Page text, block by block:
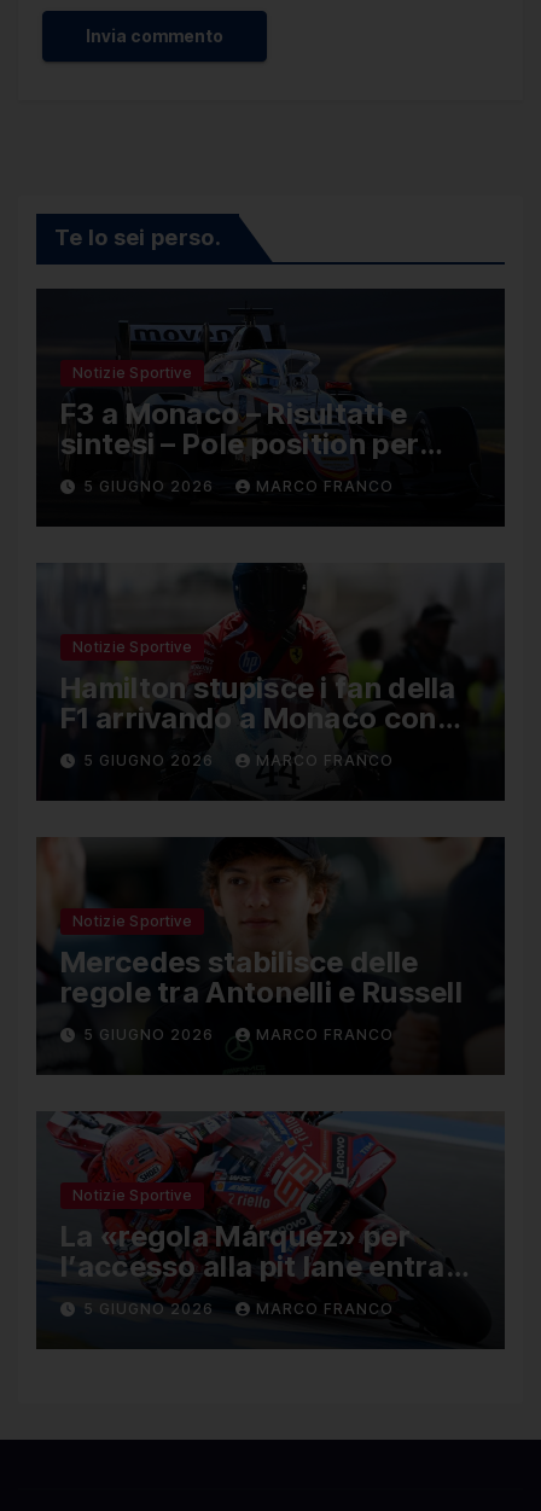
Te lo sei perso.
Notizie Sportive
F3 a Monaco – Risultati e
sintesi – Pole position per
Nael, Bruno del Pino ottavo
5 GIUGNO 2026 MARCO FRANCO
Notizie Sportive
Hamilton stupisce i fan della
F1 arrivando a Monaco con
una Ducati in edizione
limitata
5 GIUGNO 2026 MARCO FRANCO
Notizie Sportive
Mercedes stabilisce delle
regole tra Antonelli e Russell
5 GIUGNO 2026 MARCO FRANCO
Notizie Sportive
La «regola Márquez» per
l’accesso alla pit lane entra
ufficialmente a far parte del
regolamento della MotoGP
5 GIUGNO 2026 MARCO FRANCO